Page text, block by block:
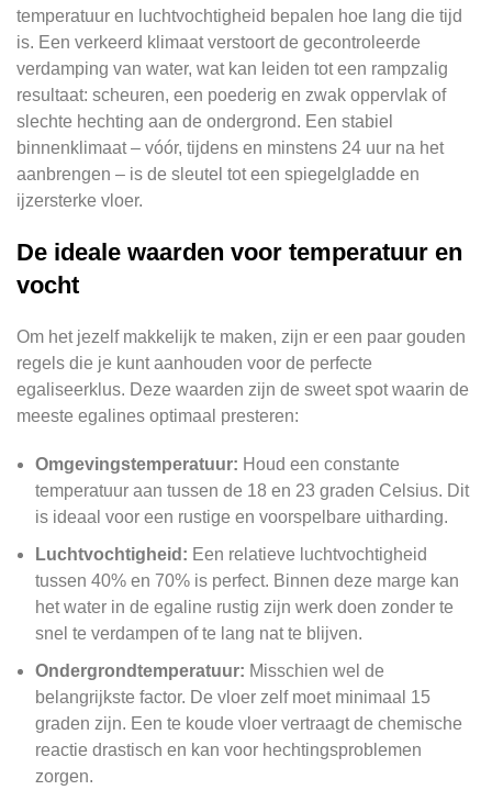
temperatuur en luchtvochtigheid bepalen hoe lang die tijd
is. Een verkeerd klimaat verstoort de gecontroleerde
verdamping van water, wat kan leiden tot een rampzalig
resultaat: scheuren, een poederig en zwak oppervlak of
slechte hechting aan de ondergrond. Een stabiel
binnenklimaat – vóór, tijdens en minstens 24 uur na het
aanbrengen – is de sleutel tot een spiegelgladde en
ijzersterke vloer.
De ideale waarden voor temperatuur en
vocht
Om het jezelf makkelijk te maken, zijn er een paar gouden
regels die je kunt aanhouden voor de perfecte
egaliseerklus. Deze waarden zijn de sweet spot waarin de
meeste egalines optimaal presteren:
Omgevingstemperatuur: Houd een constante
temperatuur aan tussen de 18 en 23 graden Celsius. Dit
is ideaal voor een rustige en voorspelbare uitharding.
Luchtvochtigheid: Een relatieve luchtvochtigheid
tussen 40% en 70% is perfect. Binnen deze marge kan
het water in de egaline rustig zijn werk doen zonder te
snel te verdampen of te lang nat te blijven.
Ondergrondtemperatuur: Misschien wel de
belangrijkste factor. De vloer zelf moet minimaal 15
graden zijn. Een te koude vloer vertraagt de chemische
reactie drastisch en kan voor hechtingsproblemen
zorgen.